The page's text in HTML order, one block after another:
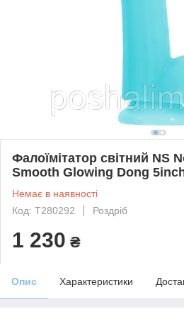
Фалоїмітатор світний NS
Smooth Glowing Dong
Немає в наявності
Код: T280292
Роздріб
1 230 ₴
Опис Характеристики